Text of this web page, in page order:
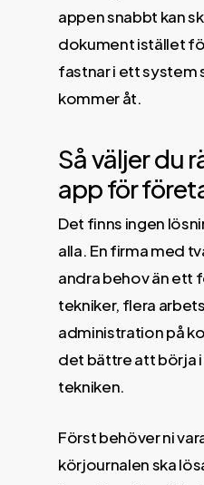
appen snabbt kan
dokument istället
fastnar i ett system
kommer åt.
Så väljer du
app för
Det finns ingen
alla. En firma med
andra behov än ett
tekniker, flera
administration på
det bättre att börja
tekniken.
Först behöver ni
körjournalen ska